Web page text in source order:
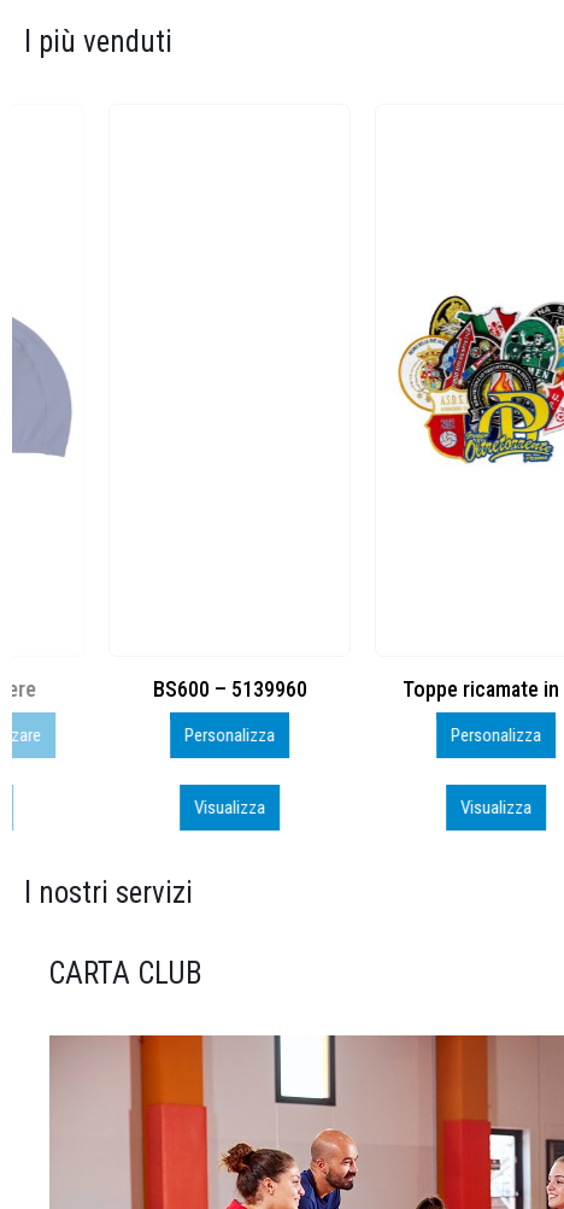
I più venduti
BS600 – 5139960
Personalizza
Toppe ricamate in HD
Personalizza
I nostri servizi
CARTA CLUB